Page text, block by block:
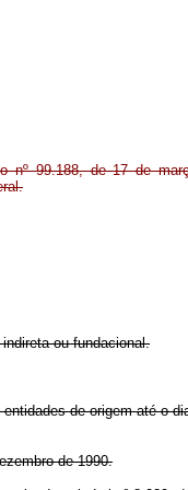
nº 99.188, de 17 de
ou fundacional.
de origem até o
de 1990.